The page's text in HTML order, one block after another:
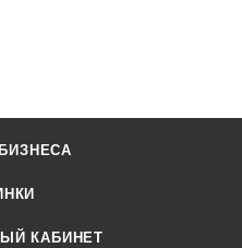
КАБИНЕТ